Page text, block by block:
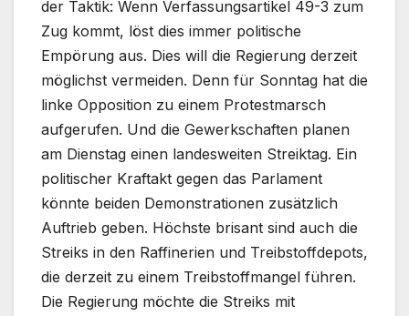
der Taktik: Wenn Verfassungsartikel 49-3 zum
Zug kommt, löst dies immer politische
Empörung aus. Dies will die Regierung derzeit
möglichst vermeiden. Denn für Sonntag hat die
linke Opposition zu einem Protestmarsch
aufgerufen. Und die Gewerkschaften planen
am Dienstag einen landesweiten Streiktag. Ein
politischer Kraftakt gegen das Parlament
könnte beiden Demonstrationen zusätzlich
Auftrieb geben. Höchste brisant sind auch die
Streiks in den Raffinerien und Treibstoffdepots,
die derzeit zu einem Treibstoffmangel führen.
Die Regierung möchte die Streiks mit